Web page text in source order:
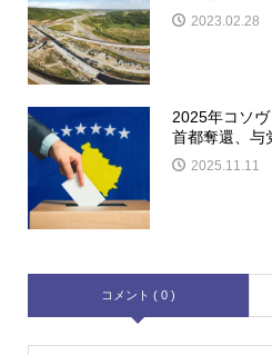
2023.02.28
2025年コソ
首都奪還、与
2025.11.11
コメント ( 0 )